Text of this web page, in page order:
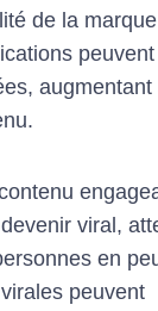
de la
viral,
en
peuvent